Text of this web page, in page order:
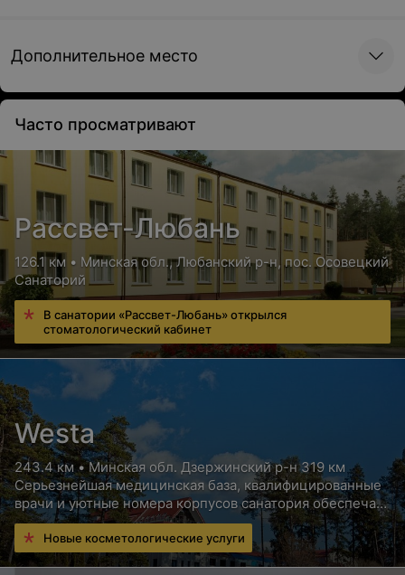
Дополнительное место
Часто просматривают
Рассвет-Любань
126.1 км • Минская обл., Любанский р-н, пос. Осовецкий
Санаторий
В санатории «Рассвет-Любань» открылся
стоматологический кабинет
Westa
243.4 км • Минская обл. Дзержинский р-н 319 км
Серьезнейшая медицинская база, квалифицированные
врачи и уютные номера корпусов санатория обеспечат
Вам высококлассный отдых с пользой для здоровья
Новые косметологические услуги